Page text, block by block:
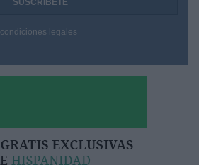
condiciones legales